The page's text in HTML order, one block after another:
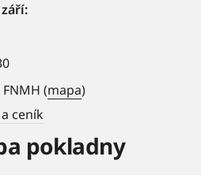
(mapa)
ceník
pokladny